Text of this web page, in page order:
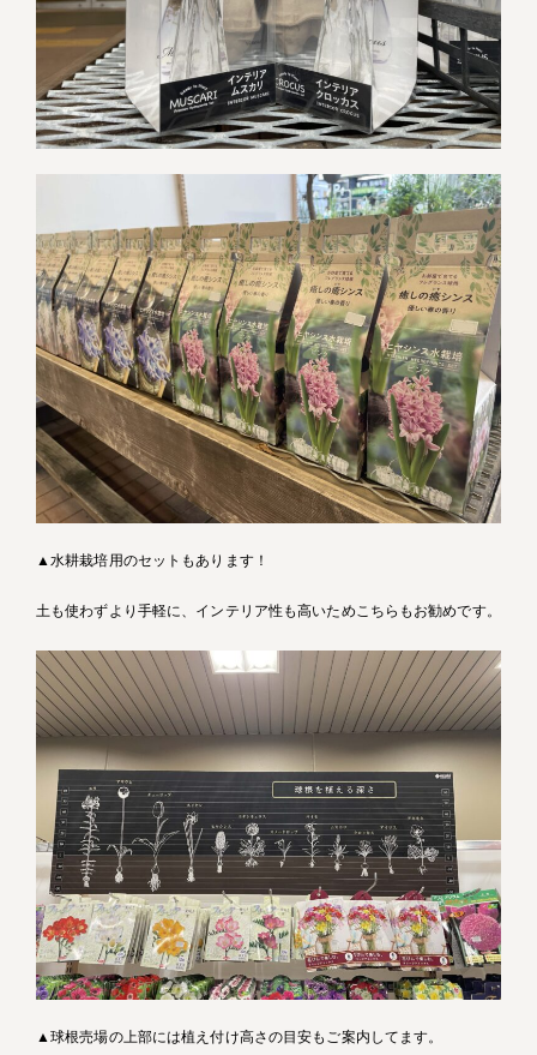
▲水耕栽培用のセットもあります！
土も使わずより手軽に、インテリア性も高いためこちらもお勧めです。
▲球根売場の上部には植え付け高さの目安もご案内してます。